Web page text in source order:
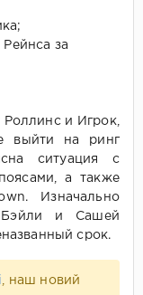
за
Роллинс и Игрок,
выйти на ринг
ситуация с
а также
Изначально
Бэйли и Сашей
срок.
, наш новий